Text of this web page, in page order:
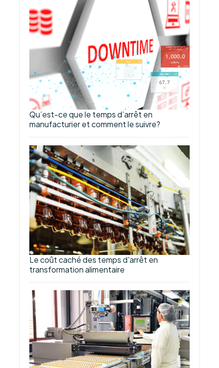
Qu’est-ce que le temps d’arrêt en
manufacturier et comment le suivre?
Le coût caché des temps d'arrêt en
transformation alimentaire